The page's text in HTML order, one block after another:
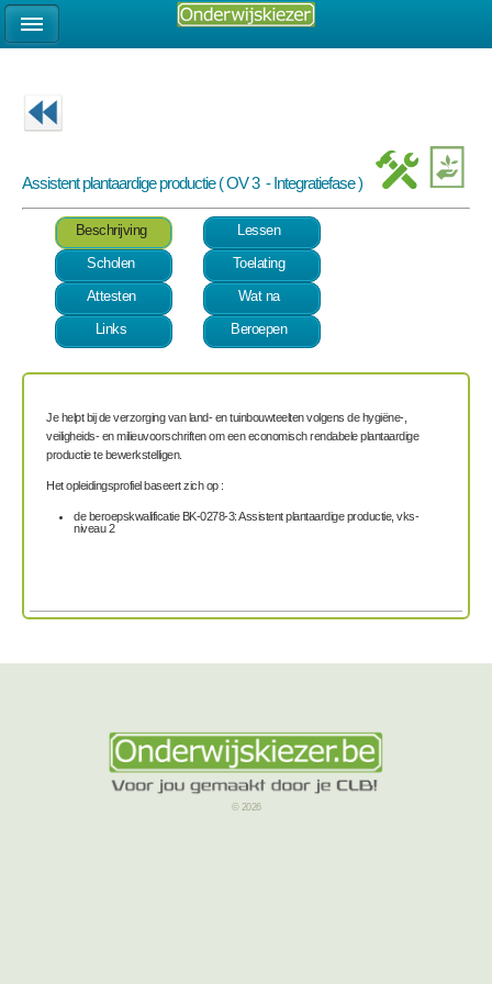
Assistent plantaardige productie ( OV 3 - Integratiefase )
Beschrijving
Lessen
Scholen
Toelating
Attesten
Wat na
Links
Beroepen
Je helpt bij de verzorging van land- en tuinbouwteelten volgens de hygiëne-,
veiligheids- en milieuvoorschriften om een economisch rendabele plantaardige
productie te bewerkstelligen.
Het opleidingsprofiel baseert zich op :
de beroepskwalificatie BK-0278-3: Assistent plantaardige productie, vks-
niveau 2
© 2026